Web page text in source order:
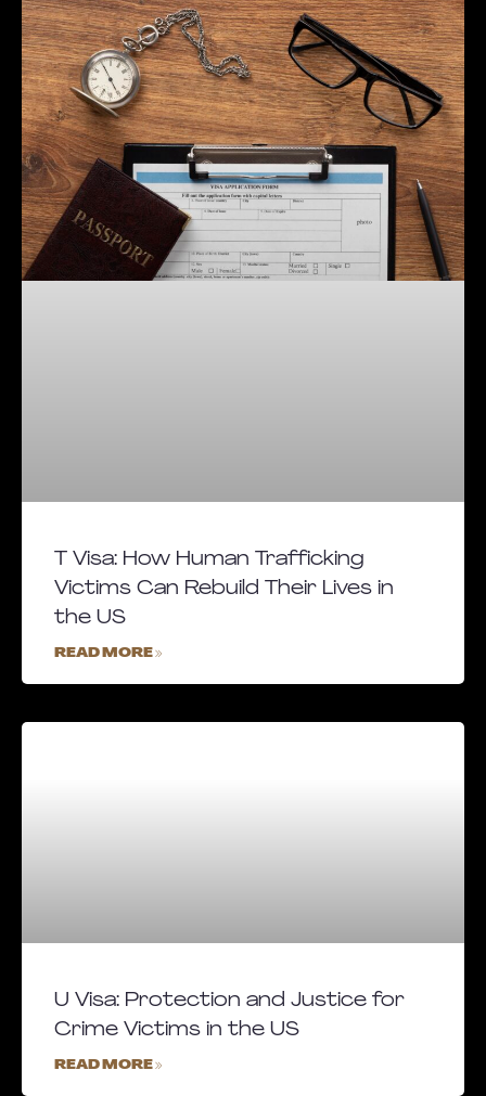
T Visa: How Human Trafficking
Victims Can Rebuild Their Lives in
the US
READ MORE »
U Visa: Protection and Justice for
Crime Victims in the US
READ MORE »